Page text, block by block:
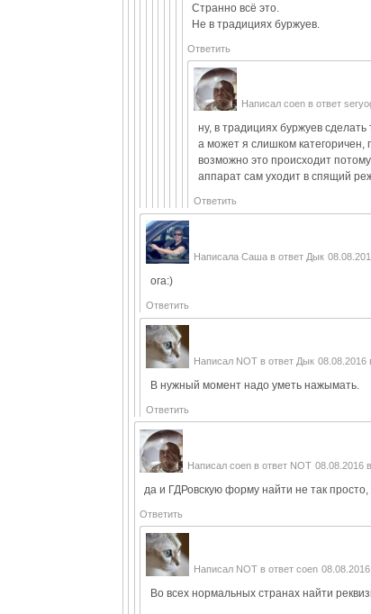
Странно всё это.
Не в традициях буржуев.
Ответить
Написал coenв ответ
ну, в традициях буржуев
а может я слишком
возможно это происходит
аппарат сам уходит в спящий
Ответить
Написала Сашав ответ Дык
ога:)
Ответить
Написал NOTв ответ Дык 08.08.2016
В нужный момент надо уметь нажымать.
Ответить
Написалcoen в ответ NOT 08.08.2016
да и ГДРовскую форму найти не так
Ответить
Написал NOTв ответ coen
Во всех нормальных странах найти